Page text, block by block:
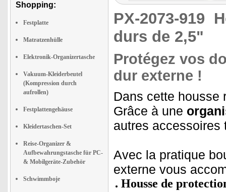
Shopping:
Festplatte
Matratzenhülle
Elektronik-Organizertasche
Vakuum-Kleiderbeutel
(Kompression durch
aufrollen)
Festplattengehäuse
Kleidertaschen-Set
Reise-Organizer &
Aufbewahrungstasche für PC-
& Mobilgeräte-Zubehör
Schwimmboje
PX-2073-919
durs de 2,5"
Protégez vos
dur externe !
Dans cette housse
Grâce à une
autres accessoires
Avec la pratique
externe vous
Housse de